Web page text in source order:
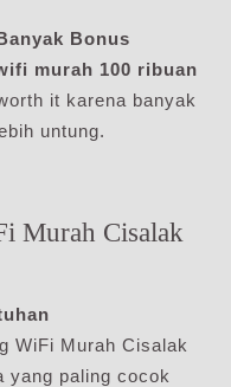
Bonus
murah 100 ribuan
it karena banyak
untung.
Murah Cisalak
WiFi Murah Cisalak
yang paling cocok